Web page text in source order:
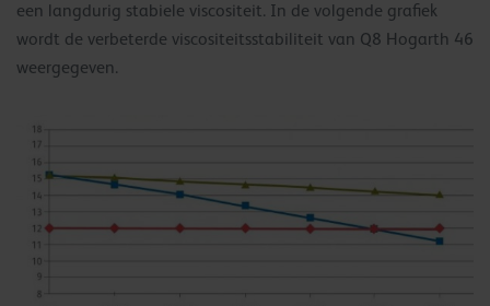
een langdurig stabiele viscositeit. In de volgende grafiek
wordt de verbeterde viscositeitsstabiliteit van Q8 Hogarth 46
weergegeven.